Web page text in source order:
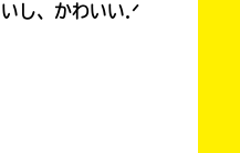
し、かわいい.ᐟ